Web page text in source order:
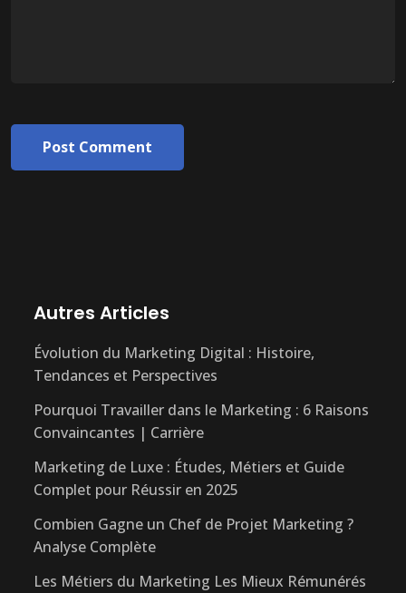
Post Comment
Autres Articles
Évolution du Marketing Digital : Histoire,
Tendances et Perspectives
Pourquoi Travailler dans le Marketing : 6 Raisons
Convaincantes | Carrière
Marketing de Luxe : Études, Métiers et Guide
Complet pour Réussir en 2025
Combien Gagne un Chef de Projet Marketing ?
Analyse Complète
Les Métiers du Marketing Les Mieux Rémunérés